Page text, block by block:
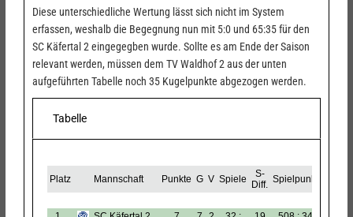
Diese unterschiedliche Wertung lässt sich nicht im System
erfassen, weshalb die Begegnung nun mit 5:0 und 65:35 für den
SC Käfertal 2 eingegegben wurde. Sollte es am Ende der Saison
relevant werden, müssen dem TV Waldhof 2 aus der unten
aufgeführten Tabelle noch 35 Kugelpunkte abgezogen werden.
Tabelle